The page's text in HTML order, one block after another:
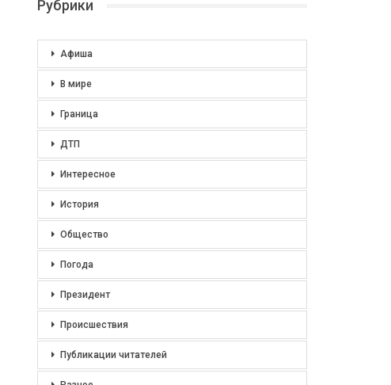
Рубрики
Афиша
В мире
Граница
ДТП
Интересное
История
Общество
Погода
Президент
Происшествия
Публикации читателей